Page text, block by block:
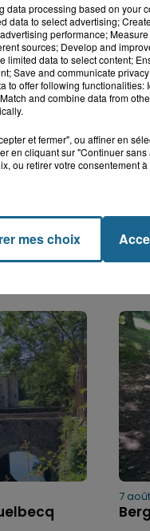
7
data processing based on your
data to select advertising;
performance;
sources; Develop and
limited data to select content;
Save and communicate
to offer following
and combine data from
et fermer", ou affiner en
en cliquant sur "Continuer
ou retirer votre consentement
mes choix